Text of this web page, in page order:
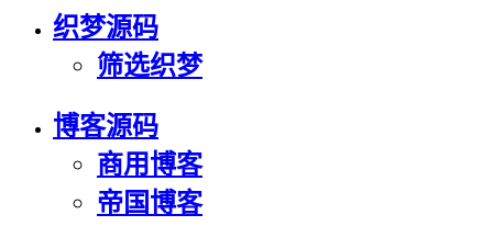
织梦源码
筛选织梦
博客源码
商用博客
帝国博客